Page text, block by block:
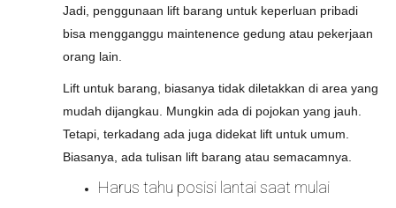
Jadi, penggunaan lift barang untuk keperluan pribadi
bisa mengganggu maintenence gedung atau pekerjaan
orang lain.
Lift untuk barang, biasanya tidak diletakkan di area yang
mudah dijangkau. Mungkin ada di pojokan yang jauh.
Tetapi, terkadang ada juga didekat lift untuk umum.
Biasanya, ada tulisan lift barang atau semacamnya.
Harus tahu posisi lantai saat mulai